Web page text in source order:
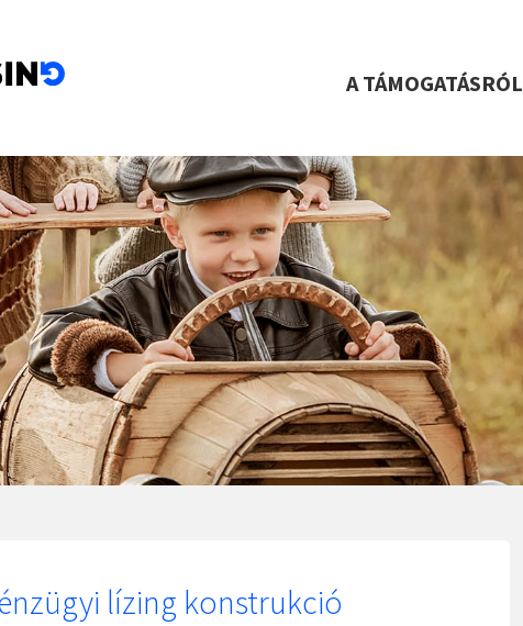
A TÁMOGATÁSRÓL
lízing konstrukció